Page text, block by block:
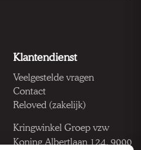
Klantendienst
Veelgestelde vragen
Contact
Reloved (zakelijk)
Kringwinkel Groep vzw
Koning Albertlaan 124, 9000